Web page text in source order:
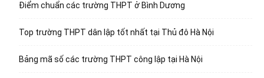
Điểm chuẩn các trường THPT ở Bình Dương
Top trường THPT dân lập tốt nhất tại Thủ đô Hà Nội
Bảng mã số các trường THPT công lập tại Hà Nội